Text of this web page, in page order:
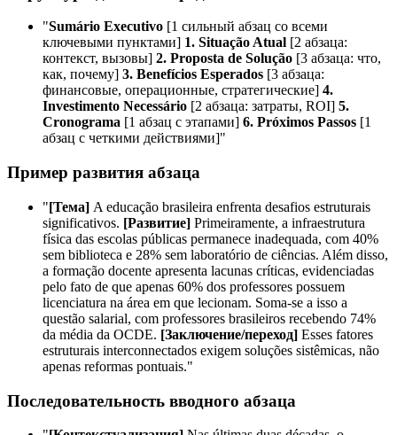
"Sumário Executivo [1 сильный абзац со всеми
ключевыми пунктами] 1. Situação Atual [2 абзаца:
контекст, вызовы] 2. Proposta de Solução [3 абзаца: что,
как, почему] 3. Benefícios Esperados [3 абзаца:
финансовые, операционные, стратегические] 4.
Investimento Necessário [2 абзаца: затраты, ROI] 5.
Cronograma [1 абзац с этапами] 6. Próximos Passos [1
абзац с четкими действиями]"
Пример развития абзаца
"[Тема] A educação brasileira enfrenta desafios estruturais
significativos. [Развитие] Primeiramente, a infraestrutura
física das escolas públicas permanece inadequada, com 40%
sem biblioteca e 28% sem laboratório de ciências. Além disso,
a formação docente apresenta lacunas críticas, evidenciadas
pelo fato de que apenas 60% dos professores possuem
licenciatura na área em que lecionam. Soma-se a isso a
questão salarial, com professores brasileiros recebendo 74%
da média da OCDE. [Заключение/переход] Esses fatores
estruturais interconnectados exigem soluções sistêmicas, não
apenas reformas pontuais."
Последовательность вводного абзаца